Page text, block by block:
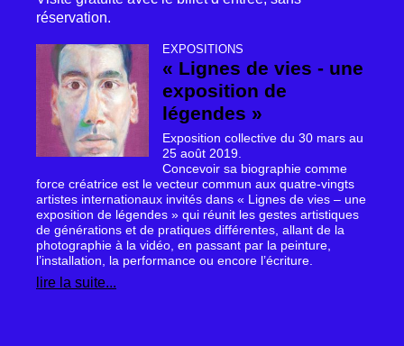
réservation.
EXPOSITIONS
« Lignes de vies - une
exposition de
légendes »
Exposition collective du 30 mars au
25 août 2019.
Concevoir sa biographie comme
force créatrice est le vecteur commun aux quatre-vingts
artistes internationaux invités dans « Lignes de vies – une
exposition de légendes » qui réunit les gestes artistiques
de générations et de pratiques différentes, allant de la
photographie à la vidéo, en passant par la peinture,
l’installation, la performance ou encore l’écriture.
lire la suite...